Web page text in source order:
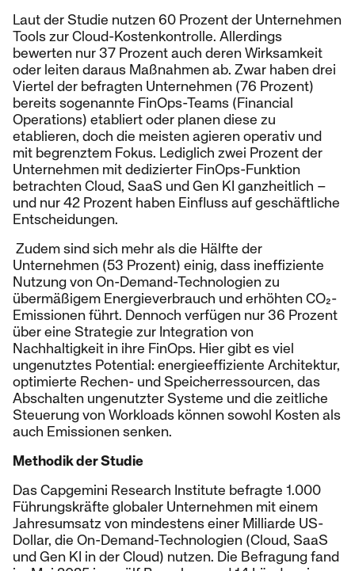
Laut der Studie nutzen 60 Prozent der Unternehmen
Tools zur Cloud-Kostenkontrolle. Allerdings
bewerten nur 37 Prozent auch deren Wirksamkeit
oder leiten daraus Maßnahmen ab. Zwar haben drei
Viertel der befragten Unternehmen (76 Prozent)
bereits sogenannte FinOps-Teams (Financial
Operations) etabliert oder planen diese zu
etablieren, doch die meisten agieren operativ und
mit begrenztem Fokus. Lediglich zwei Prozent der
Unternehmen mit dedizierter FinOps-Funktion
betrachten Cloud, SaaS und Gen KI ganzheitlich –
und nur 42 Prozent haben Einfluss auf geschäftliche
Entscheidungen.
Zudem sind sich mehr als die Hälfte der
Unternehmen (53 Prozent) einig, dass ineffiziente
Nutzung von On-Demand-Technologien zu
übermäßigem Energieverbrauch und erhöhten CO₂-
Emissionen führt. Dennoch verfügen nur 36 Prozent
über eine Strategie zur Integration von
Nachhaltigkeit in ihre FinOps. Hier gibt es viel
ungenutztes Potential: energieeffiziente Architektur,
optimierte Rechen- und Speicherressourcen, das
Abschalten ungenutzter Systeme und die zeitliche
Steuerung von Workloads können sowohl Kosten als
auch Emissionen senken.
Methodik der Studie
Das Capgemini Research Institute befragte 1.000
Führungskräfte globaler Unternehmen mit einem
Jahresumsatz von mindestens einer Milliarde US-
Dollar, die On-Demand-Technologien (Cloud, SaaS
und Gen KI in der Cloud) nutzen. Die Befragung fand